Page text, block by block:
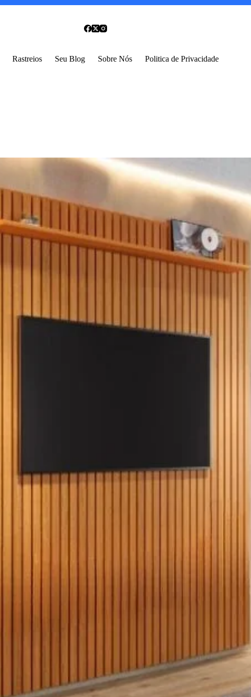
Rastreios Seu Blog Sobre Nós Politica de Privacidade